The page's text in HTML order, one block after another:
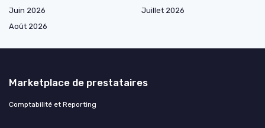
Juin 2026
Juillet 2026
Août 2026
Marketplace de prestataires
Comptabilité et Reporting